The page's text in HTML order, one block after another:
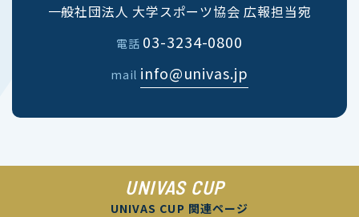
一般社団法人 大学スポーツ協会 広報担当宛
電話 03-3234-0800
mail info@univas.jp
UNIVAS CUP
UNIVAS CUP 関連ページ